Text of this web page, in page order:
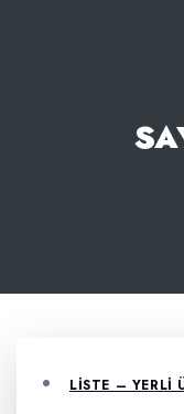
LISTE – YERLI